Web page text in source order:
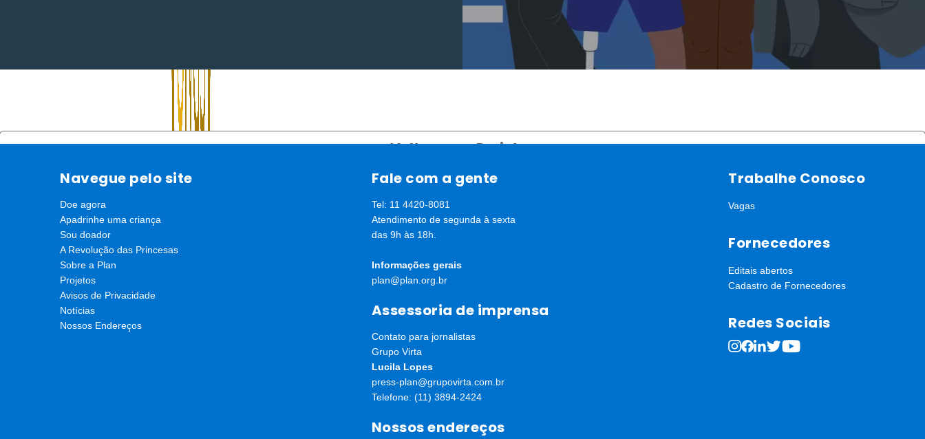
Voltar para Projetos
Navegue pelo site
Doe agora
Apadrinhe uma criança
Sou doador
A Revolução das Princesas
Sobre a Plan
Projetos
Avisos de Privacidade
Notícias
Nossos Endereços
Fale com a gente
Tel: 11 4420-8081
Atendimento de segunda à sexta
das 9h às 18h.
Informações gerais
plan@plan.org.br
Assessoria de imprensa
Contato para jornalistas
Grupo Virta
Lucila Lopes
press-plan@grupovirta.com.br
Telefone: (11) 3894-2424
Nossos endereços
Trabalhe Conosco
Vagas
Fornecedores
Editais abertos
Cadastro de Fornecedores
Redes Sociais